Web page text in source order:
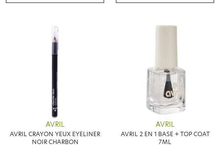
AVRIL
AVRIL CRAYON YEUX EYELINER
NOIR CHARBON
AVRIL
AVRIL 2 EN 1 BASE + TOP COAT
7ML